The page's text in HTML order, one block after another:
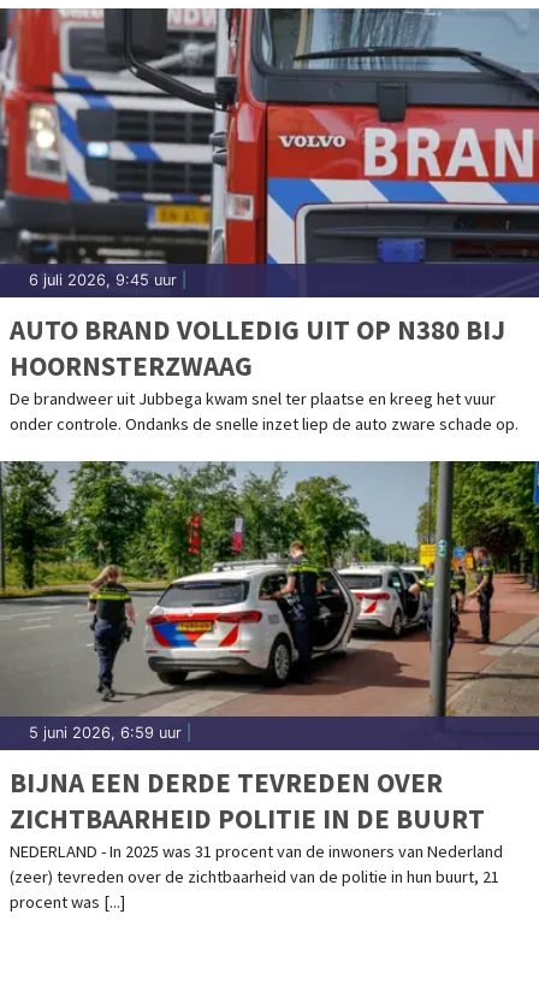
6 juli 2026, 9:45 uur
AUTO BRAND VOLLEDIG UIT OP N380 BIJ
HOORNSTERZWAAG
De brandweer uit Jubbega kwam snel ter plaatse en kreeg het vuur
onder controle. Ondanks de snelle inzet liep de auto zware schade op.
5 juni 2026, 6:59 uur
BIJNA EEN DERDE TEVREDEN OVER
ZICHTBAARHEID POLITIE IN DE BUURT
NEDERLAND - In 2025 was 31 procent van de inwoners van Nederland
(zeer) tevreden over de zichtbaarheid van de politie in hun buurt, 21
procent was [...]